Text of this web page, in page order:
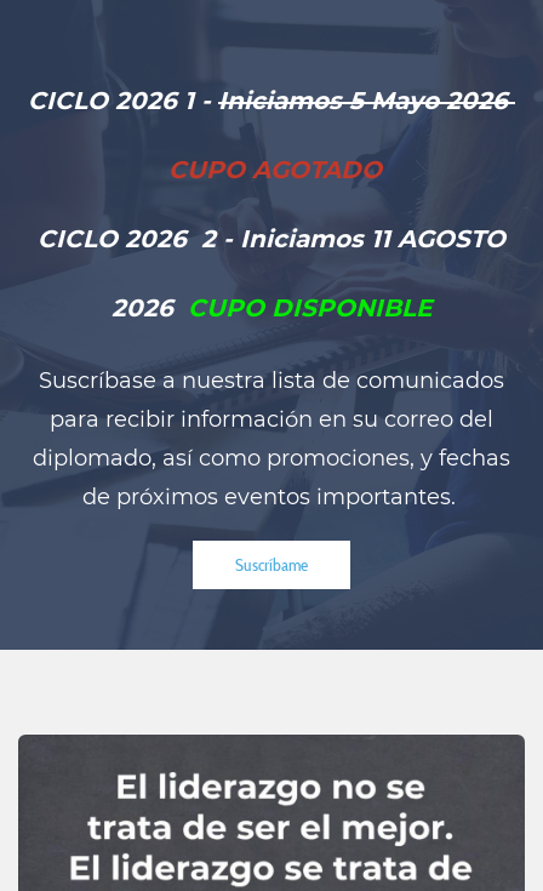
CICLO 2026 1 - Iniciamos 5 Mayo 2026
CUPO AGOTADO
CICLO 2026 2 - Iniciamos 11 AGOSTO
2026 CUPO DISPONIBLE
Suscríbase a nuestra lista de comunicados
para recibir información en su correo del
diplomado, así como promociones, y fechas
de próximos eventos importantes.
Suscríbame